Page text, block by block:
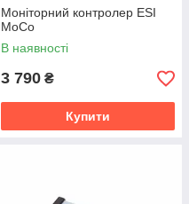
Моніторний контролер ESI
MoCo
В наявності
3 790 ₴
Купити